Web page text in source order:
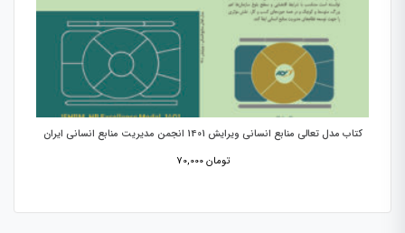
کتاب مدل تعالی منابع انسانی ویرایش 1401 انجمن مدیریت منابع انسانی ایران
تومان70,000